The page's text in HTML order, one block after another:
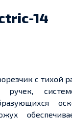
14
с тихой
ручек,